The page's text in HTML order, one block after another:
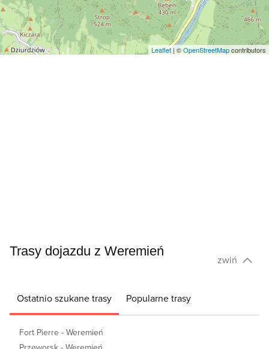
Leaflet| ©OpenStreetMapcontributors
Trasy dojazdu z Weremień
zwiń
Ostatnio szukane trasy Popularne trasy
Fort Pierre - Weremień